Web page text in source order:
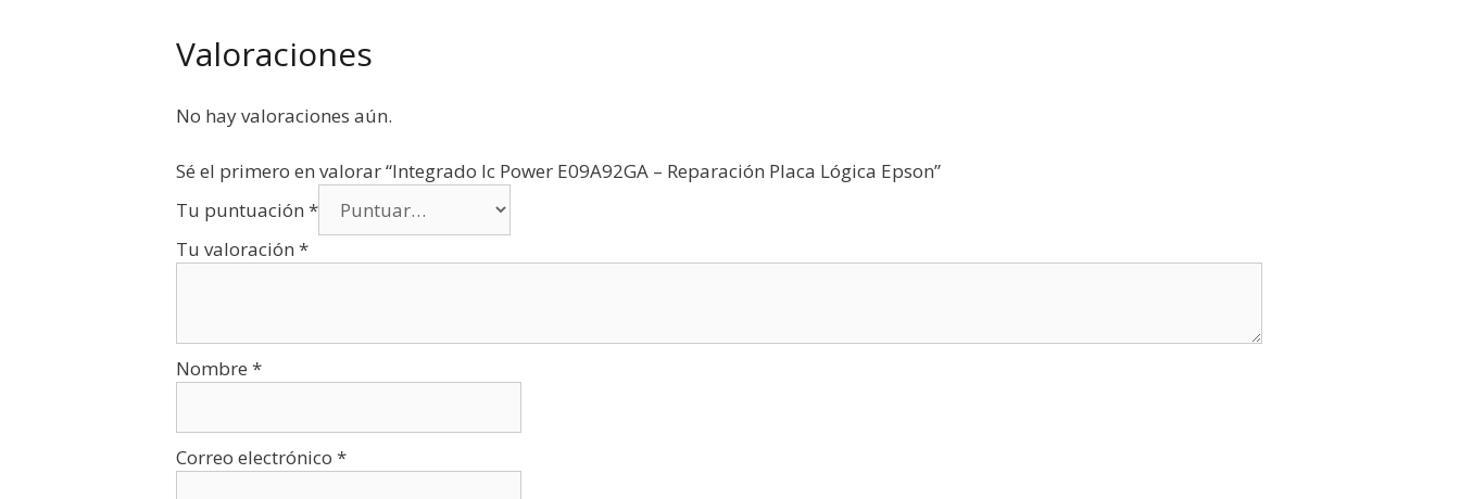
Valoraciones
No hay valoraciones aún.
Sé el primero en valorar “Integrado Ic Power E09A92GA – Reparación Placa Lógica Epson”
Tu puntuación *
Tu valoración *
Nombre *
Correo electrónico *